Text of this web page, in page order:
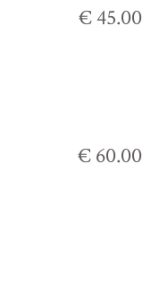
€ 45.00
€ 60.00